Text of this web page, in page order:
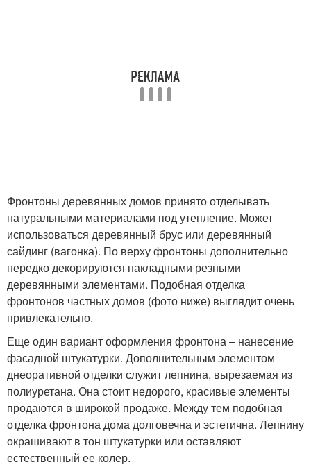
Фронтоны деревянных домов принято отделывать
натуральными материалами под утепление. Может
использоваться деревянный брус или деревянный
сайдинг (вагонка). По верху фронтоны дополнительно
нередко декорируются накладными резными
деревянными элементами. Подобная отделка
фронтонов частных домов (фото ниже) выглядит очень
привлекательно.
Еще один вариант оформления фронтона – нанесение
фасадной штукатурки. Дополнительным элементом
днеоративной отделки служит лепнина, вырезаемая из
полиуретана. Она стоит недорого, красивые элементы
продаются в широкой продаже. Между тем подобная
отделка фронтона дома долговечна и эстетична. Лепнину
окрашивают в тон штукатурки или оставляют
естественный ее колер.